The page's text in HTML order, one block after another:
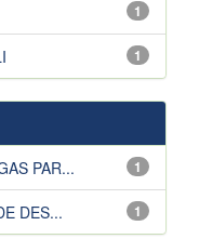
1
1
1
PAR...
1
DES...